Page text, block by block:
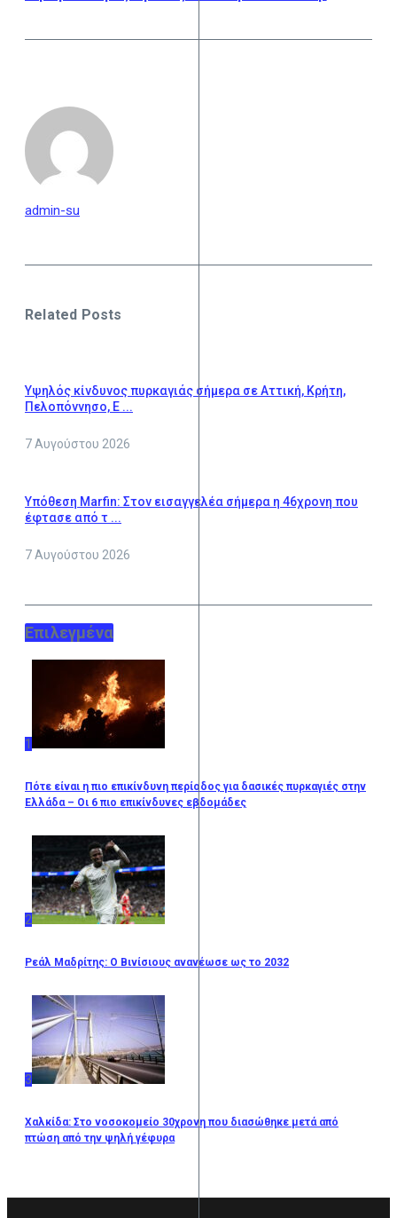
admin-su
Related Posts
Υψηλός κίνδυνος πυρκαγιάς σήμερα σε Αττική, Κρήτη,
Πελοπόννησο, Ε ...
7 Αυγούστου 2026
Υπόθεση Marfin: Στον εισαγγελέα σήμερα η 46χρονη που
έφτασε από τ ...
7 Αυγούστου 2026
Επιλεγμένα
1
Πότε είναι η πιο επικίνδυνη περίοδος για δασικές πυρκαγιές στην
Ελλάδα – Οι 6 πιο επικίνδυνες εβδομάδες
2
Ρεάλ Μαδρίτης: Ο Βινίσιους ανανέωσε ως το 2032
3
Χαλκίδα: Στο νοσοκομείο 30χρονη που διασώθηκε μετά από
πτώση από την ψηλή γέφυρα